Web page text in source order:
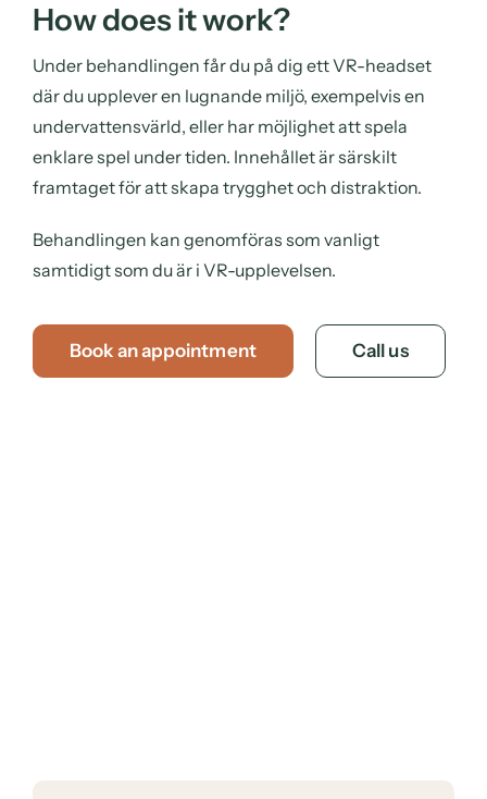
How does it work?
Under behandlingen får du på dig ett VR-headset
där du upplever en lugnande miljö, exempelvis en
undervattensvärld, eller har möjlighet att spela
enklare spel under tiden. Innehållet är särskilt
framtaget för att skapa trygghet och distraktion.
Behandlingen kan genomföras som vanligt
samtidigt som du är i VR-upplevelsen.
Book an appointment Call us